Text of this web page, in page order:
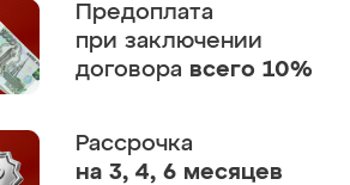
Предоплата
при заключении
договора всего 10%
Рассрочка
на 3, 4, 6 месяцев